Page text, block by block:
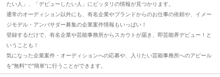
たい人」、「デビューしたい人」にピッタリの情報が見つかります。
通常のオーディション以外にも、有名企業やブランドからのお仕事の依頼や、イメー
ジモデル・アンバサダー募集の企業案件情報もいっぱい！
登録するだけで、有名企業や芸能事務所からスカウトが届き、即芸能界デビュー！と
いうことも！
気になった企業案件・オーディションへの応募や、入りたい芸能事務所へのアピール
を"無料"で"簡単"に行うことができます。